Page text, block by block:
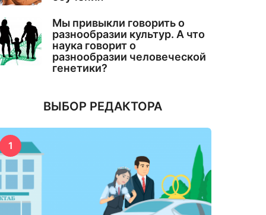
Мы привыкли говорить о
разнообразии культур. А что
наука говорит о
разнообразии человеческой
генетики?
ВЫБОР РЕДАКТОРА
1